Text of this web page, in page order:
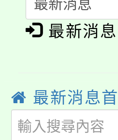
程
「本色祭
場熱烈登
8/21下午
局官網。
8月14至
開!
115年桃
田徑場及
桃園市低
最新消
最新消息